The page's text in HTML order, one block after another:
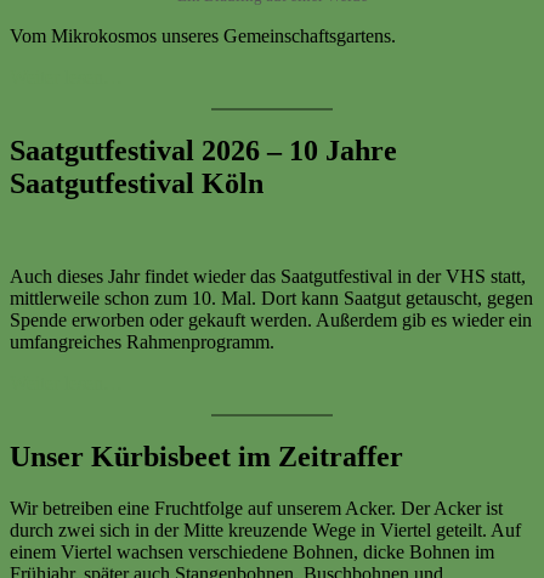
Vom Mikrokosmos unseres Gemeinschaftsgartens.
Saatgutfestival 2026 – 10 Jahre
Saatgutfestival Köln
Auch dieses Jahr findet wieder das Saatgutfestival in der VHS statt,
mittlerweile schon zum 10. Mal. Dort kann Saatgut getauscht, gegen
Spende erworben oder gekauft werden. Außerdem gib es wieder ein
umfangreiches Rahmenprogramm.
Unser Kürbisbeet im Zeitraffer
Wir betreiben eine Fruchtfolge auf unserem Acker. Der Acker ist
durch zwei sich in der Mitte kreuzende Wege in Viertel geteilt. Auf
einem Viertel wachsen verschiedene Bohnen, dicke Bohnen im
Frühjahr, später auch Stangenbohnen, Buschbohnen und